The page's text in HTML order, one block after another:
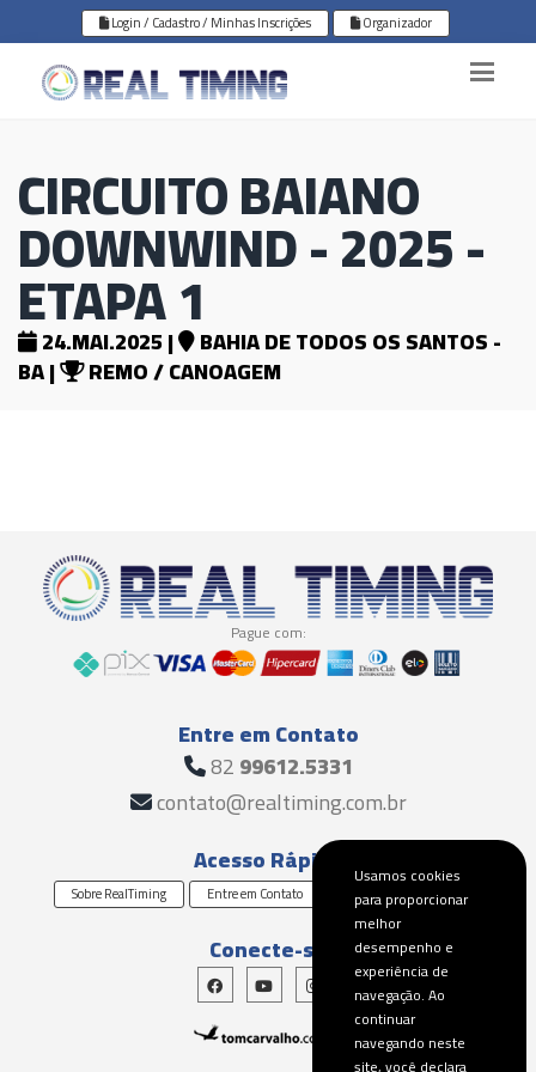
Login / Cadastro / Minhas Inscrições Organizador
CIRCUITO BAIANO
DOWNWIND - 2025 -
ETAPA 1
24.MAI.2025 | BAHIA DE TODOS OS SANTOS -
BA | REMO / CANOAGEM
Pague com:
Entre em Contato
8299612.5331
contato@realtiming.com.br
Acesso Rápido
Sobre RealTiming Entre em Contato Solicite um Orçamento
Conecte-se
Usamos cookies
para proporcionar
melhor
desempenho e
experiência de
navegação. Ao
continuar
navegando neste